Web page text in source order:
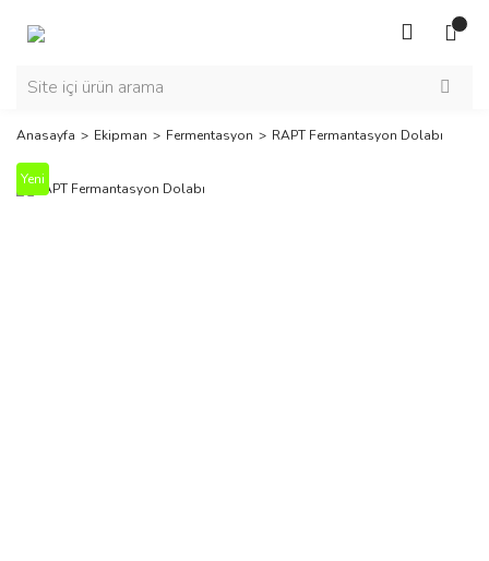
Anasayfa Ekipman Fermentasyon RAPT Fermantasyon Dolabı
Yeni